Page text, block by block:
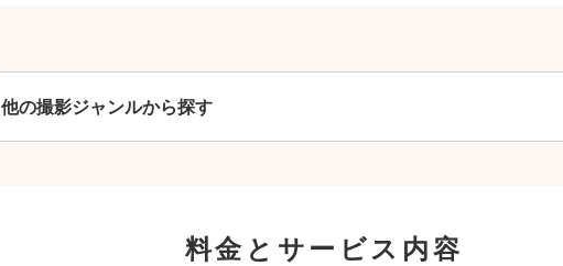
他の撮影ジャンルから探す
料金とサービス内容
たっぷりもらえる
(目安)撮影
準備・片付けなど含みます